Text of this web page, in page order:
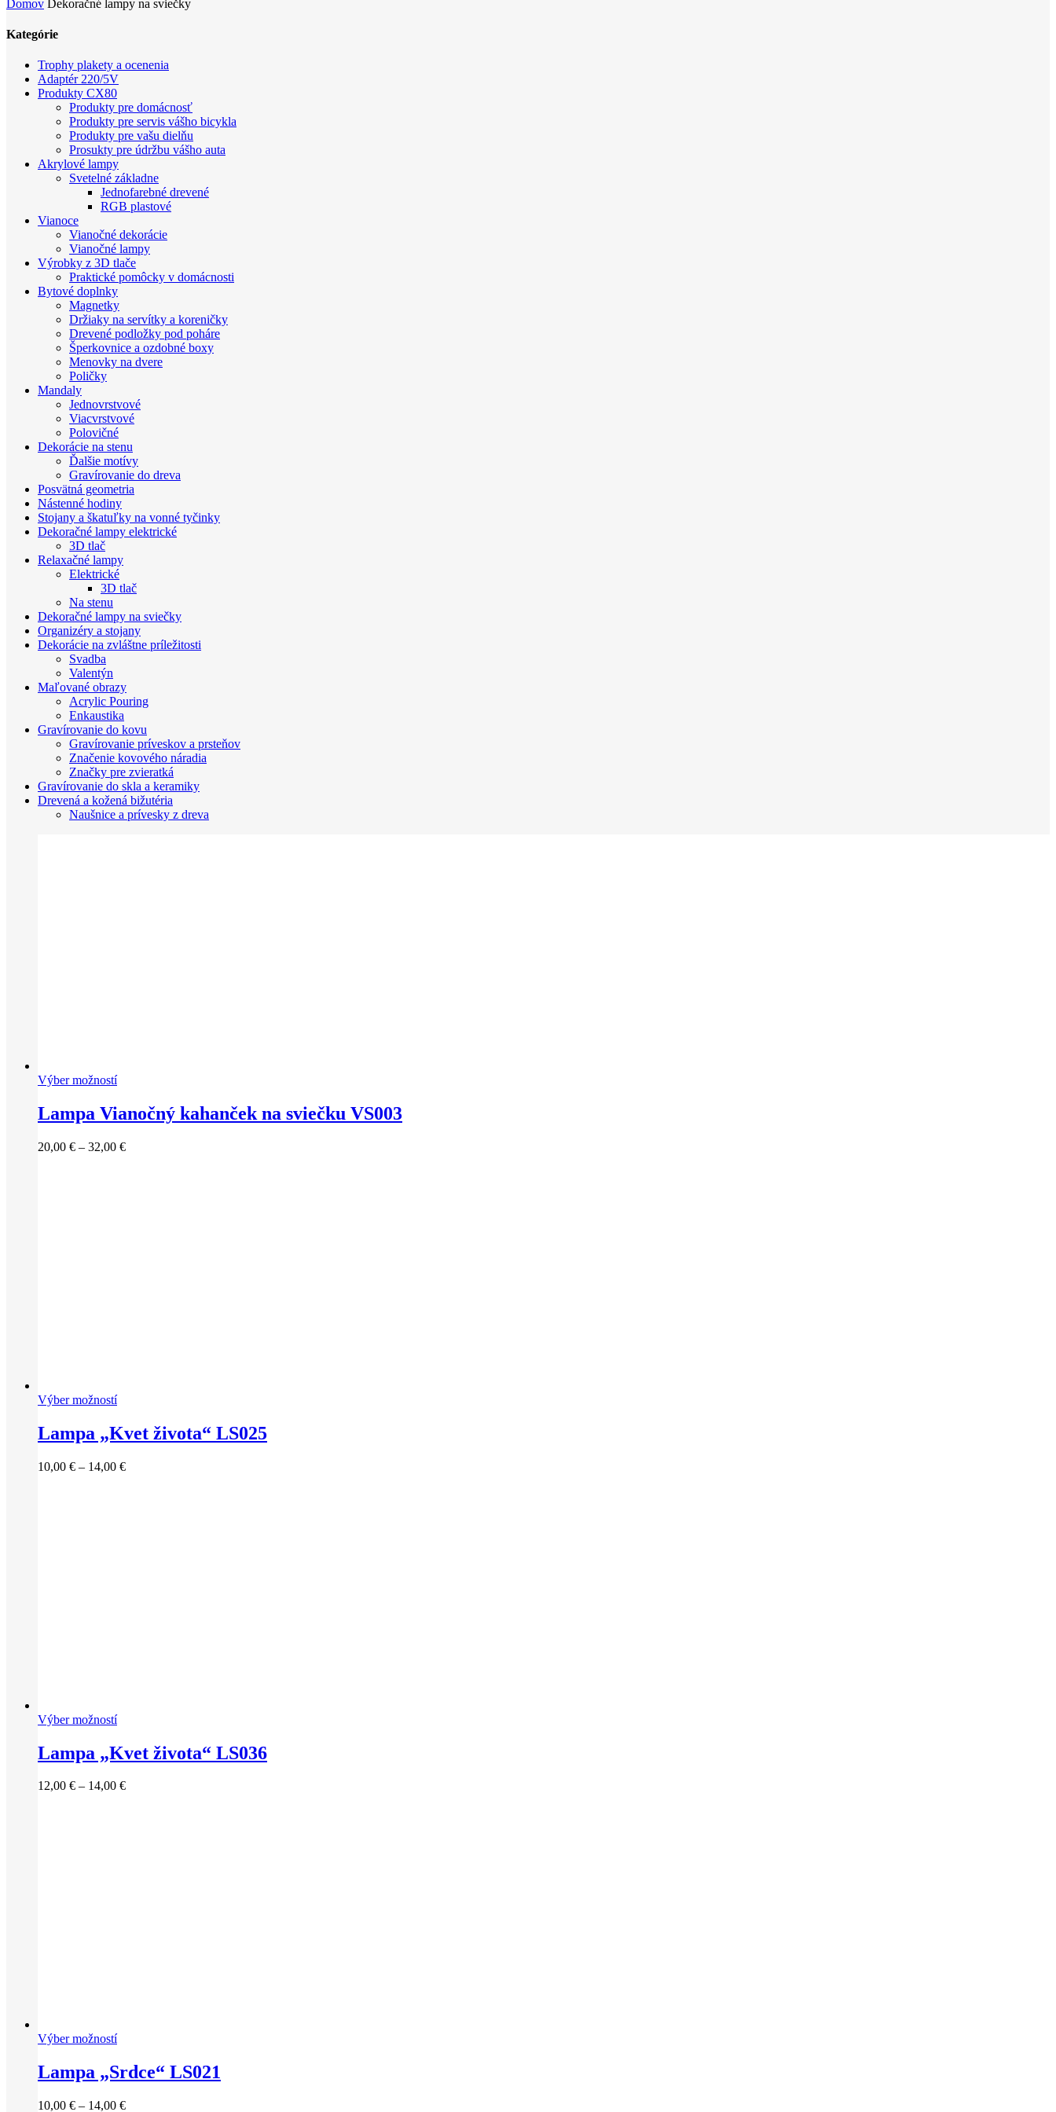
Domov Dekoračné lampy na sviečky
Kategórie
Trophy plakety a ocenenia
Adaptér 220/5V
Produkty CX80
Produkty pre domácnosť
Produkty pre servis vášho bicykla
Produkty pre vašu dielňu
Prosukty pre údržbu vášho auta
Akrylové lampy
Svetelné základne
Jednofarebné drevené
RGB plastové
Vianoce
Vianočné dekorácie
Vianočné lampy
Výrobky z 3D tlače
Praktické pomôcky v domácnosti
Bytové doplnky
Magnetky
Držiaky na servítky a koreničky
Drevené podložky pod poháre
Šperkovnice a ozdobné boxy
Menovky na dvere
Poličky
Mandaly
Jednovrstvové
Viacvrstvové
Polovičné
Dekorácie na stenu
Ďalšie motívy
Gravírovanie do dreva
Posvätná geometria
Nástenné hodiny
Stojany a škatuľky na vonné tyčinky
Dekoračné lampy elektrické
3D tlač
Relaxačné lampy
Elektrické
3D tlač
Na stenu
Dekoračné lampy na sviečky
Organizéry a stojany
Dekorácie na zvláštne príležitosti
Svadba
Valentýn
Maľované obrazy
Acrylic Pouring
Enkaustika
Gravírovanie do kovu
Gravírovanie príveskov a prsteňov
Značenie kovového náradia
Značky pre zvieratká
Gravírovanie do skla a keramiky
Drevená a kožená bižutéria
Naušnice a prívesky z dreva
Výber možností
Lampa Vianočný kahanček na sviečku VS003
20,00 € – 32,00 €Price
Výber možností
Lampa „Kvet života“ LS025
10,00 € – 14,00 €Price
Výber možností
Lampa „Kvet života“ LS036
12,00 € – 14,00 €Price
Výber možností
Lampa „Srdce“ LS021
10,00 € – 14,00 €Price